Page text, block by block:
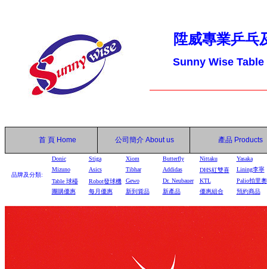
陞威專業乒乓
Sunny Wise
首 頁 Home 公司簡介 About us 產品 Products
品牌及分類:
Donic Stiga Xiom Butterfly Nittaku
Yasaka
Mizuno
Asics Tibhar Addidas DHS紅雙喜
Lining李寧
Table 球檯 Robot發球機 Gewo Dr. Neubauer KTL
Palio拍里奧
團購優惠
每月優惠 新到貨品 新產品 優惠組合 預約商品